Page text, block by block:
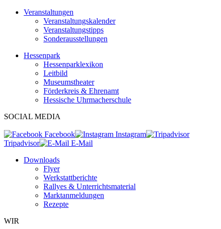
Veranstaltungen
Veranstaltungskalender
Veranstaltungstipps
Sonderausstellungen
Hessenpark
Hessenparklexikon
Leitbild
Museumstheater
Förderkreis & Ehrenamt
Hessische Uhrmacherschule
SOCIAL MEDIA
Facebook
Instagram
Tripadvisor
E-Mail
Downloads
Flyer
Werkstattberichte
Rallyes & Unterrichtsmaterial
Marktanmeldungen
Rezepte
WIR